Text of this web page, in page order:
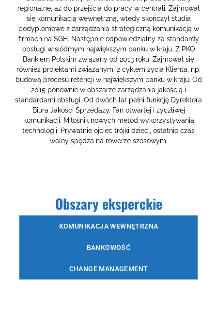
regionalne, aż do przejścia do pracy w centrali. Zajmował
się komunikacją wewnętrzną, wtedy skończył studia
podyplomowe z zarządzania strategiczną komunikacją w
firmach na SGH. Następnie odpowiedzialny za standardy
obsługi w siódmym największym banku w kraju. Z PKO
Bankiem Polskim związany od 2013 roku. Zajmował się
również projektami związanymi z cyklem życia Klienta, np.
budową procesu retencji w największym banku w kraju. Od
2015 ponownie w obszarze zarządzania jakością i
standardami obsługi. Od dwóch lat pełni funkcję Dyrektora
Biura Jakości Sprzedaży. Fan otwartej i życzliwej
komunikacji. Miłośnik nowych metod wykorzystywania
technologii. Prywatnie ojciec trójki dzieci, ostatnio czas
wolny spędza na rowerze szosowym.
Obszary eksperckie
KOMUNIKACJA WEWNĘTRZNA
BANKOWOŚĆ
CHANGE MANAGEMENT